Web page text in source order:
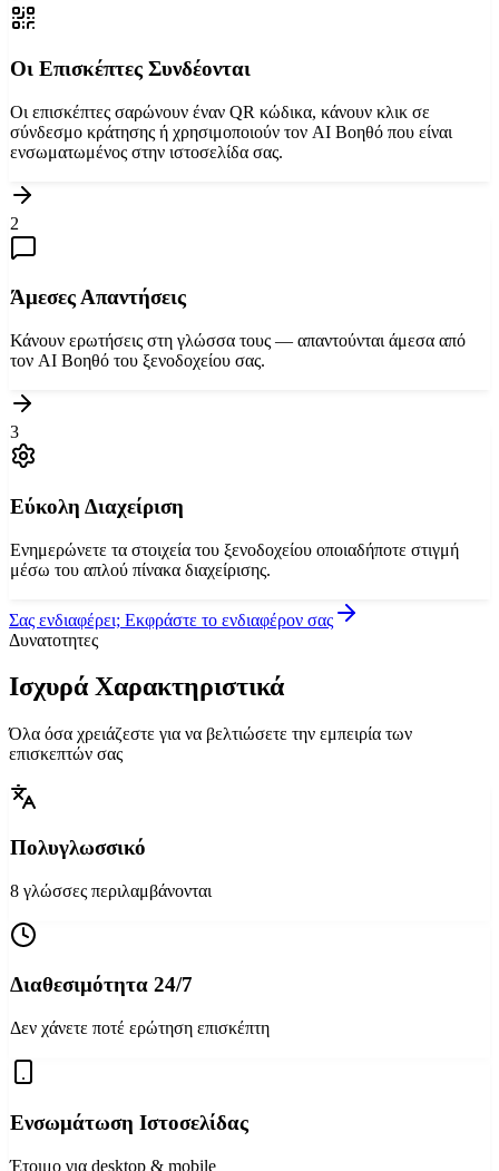
Οι Επισκέπτες Συνδέονται
Οι επισκέπτες σαρώνουν έναν QR κώδικα, κάνουν κλικ σε
σύνδεσμο κράτησης ή χρησιμοποιούν τον AI Βοηθό που είναι
ενσωματωμένος στην ιστοσελίδα σας.
2
Άμεσες Απαντήσεις
Κάνουν ερωτήσεις στη γλώσσα τους — απαντούνται άμεσα από
τον AI Βοηθό του ξενοδοχείου σας.
3
Εύκολη Διαχείριση
Ενημερώνετε τα στοιχεία του ξενοδοχείου οποιαδήποτε στιγμή
μέσω του απλού πίνακα διαχείρισης.
Σας ενδιαφέρει; Εκφράστε το ενδιαφέρον σας
Δυνατοτητες
Ισχυρά Χαρακτηριστικά
Όλα όσα χρειάζεστε για να βελτιώσετε την εμπειρία των
επισκεπτών σας
Πολυγλωσσικό
8 γλώσσες περιλαμβάνονται
Διαθεσιμότητα 24/7
Δεν χάνετε ποτέ ερώτηση επισκέπτη
Ενσωμάτωση Ιστοσελίδας
Έτοιμο για desktop & mobile